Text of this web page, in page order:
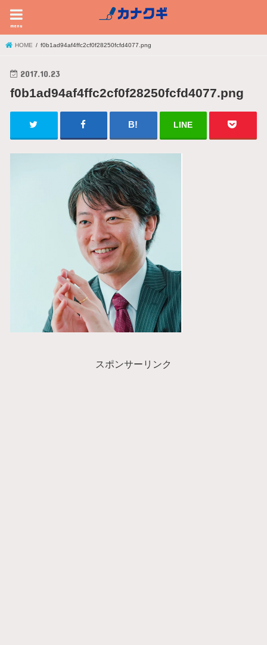
menu
HOME f0b1ad94af4ffc2cf0f28250fcfd4077.png
2017.10.23
f0b1ad94af4ffc2cf0f28250fcfd4077.png
LINE
スポンサーリンク